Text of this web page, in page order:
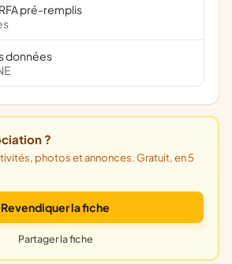
pré-remplis
données
?
Revendiquer la fiche
Partager la fiche